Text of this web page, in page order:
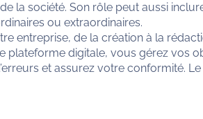
la société. Son rôle peut aussi
ou extraordinaires.
entreprise, de la création à la
plateforme digitale, vous gérez vos
et assurez votre conformité.